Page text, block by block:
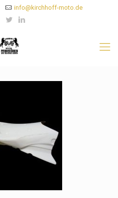
info@kirchhoff-moto.de